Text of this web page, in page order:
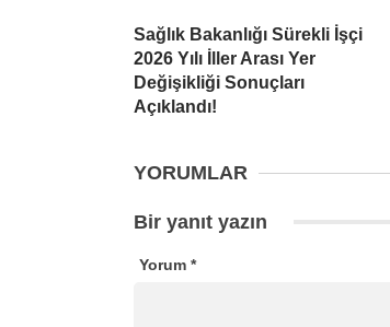
Sağlık Bakanlığı Sürekli İşçi
2026 Yılı İller Arası Yer
Değişikliği Sonuçları
Açıklandı!
YORUMLAR
Bir yanıt yazın
Yorum *